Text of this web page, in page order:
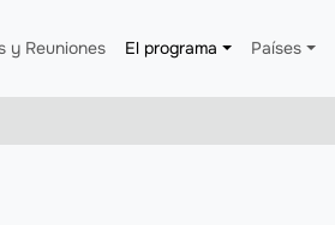
principal
y Reuniones El programa Países